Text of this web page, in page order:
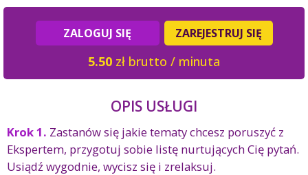
ZALOGUJ SIĘ ZAREJESTRUJ SIĘ
5.50 zł brutto / minuta
OPIS USŁUGI
Krok 1. Zastanów się jakie tematy chcesz poruszyć z
Ekspertem, przygotuj sobie listę nurtujących Cię pytań.
Usiądź wygodnie, wycisz się i zrelaksuj.